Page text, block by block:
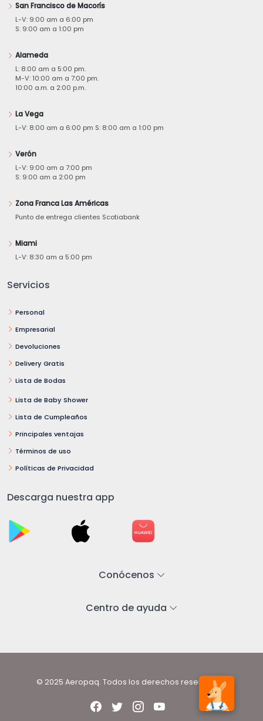
San Francisco de Macorís
L-V: 9:00 am a 6:00 pm
S: 9:00 am a 1:00 pm
Alameda
L: 8:00 am a 5:00 pm.
M-V: 10:00 am a 7:00 pm.
10:00 a.m. a 2:00 p.m.
La Vega
L-V: 8:00 am a 6:00 pm S: 8:00 am a 1:00 pm
Verón
L-V: 9:00 am a 7:00 pm
S: 9:00 am a 2:00 pm
Zona Franca Las Américas
Punto de entrega clientes Scotiabank
Miami
L-V: 8:30 am a 5:00 pm
Servicios
Personal
Empresarial
Devoluciones
Delivery Gratis
Lista de Bodas
Lista de Baby Shower
Lista de Cumpleaños
Principales ventajas
Términos de uso
Políticas de Privacidad
Descarga nuestra app
Conócenos
Centro de ayuda
© 2025 Aeropaq. Todos los derechos reservados.